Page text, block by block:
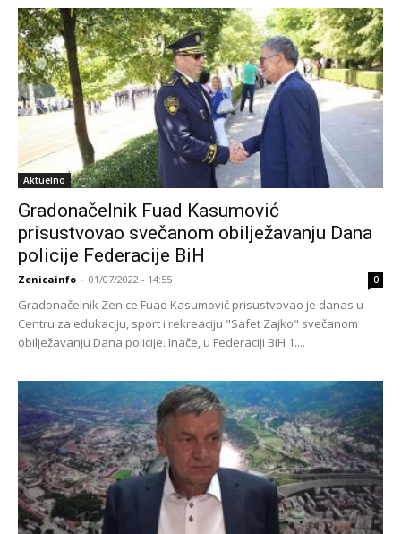
Aktuelno
Gradonačelnik Fuad Kasumović
prisustvovao svečanom obilježavanju Dana
policije Federacije BiH
Zenicainfo - 01/07/2022 - 14:55 0
Gradonačelnik Zenice Fuad Kasumović prisustvovao je danas u
Centru za edukaciju, sport i rekreaciju "Safet Zajko" svečanom
obilježavanju Dana policije. Inače, u Federaciji BiH 1....